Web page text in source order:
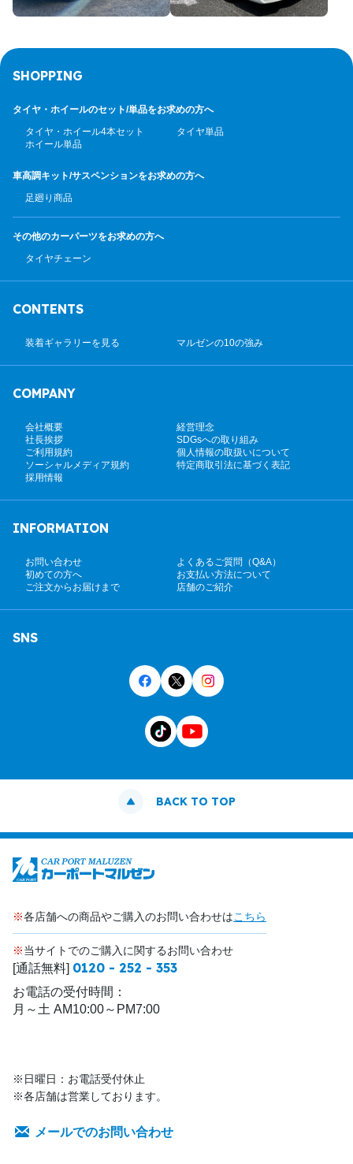
SHOPPING
タイヤ・ホイールのセット/単品をお求めの方へ
タイヤ・ホイール4本セット
タイヤ単品
ホイール単品
車高調キット/サスペンションをお求めの方へ
足廻り商品
その他のカーパーツをお求めの方へ
タイヤチェーン
CONTENTS
装着ギャラリーを見る マルゼンの10の強み
COMPANY
会社概要
経営理念
社長挨拶
SDGsへの取り組み
ご利用規約
個人情報の取扱いについて
ソーシャルメディア規約
特定商取引法に基づく表記
採用情報
INFORMATION
お問い合わせ
よくあるご質問（Q&A）
初めての方へ
お支払い方法について
ご注文からお届けまで
店舗のご紹介
SNS
BACK TO TOP
※各店舗への商品やご購入のお問い合わせはこちら
※当サイトでのご購入に関するお問い合わせ
[通話無料] 0120 - 252 - 353
お電話の受付時間：
月～土 AM10:00～PM7:00
※日曜日：お電話受付休止
※各店舗は営業しております。
メールでのお問い合わせ